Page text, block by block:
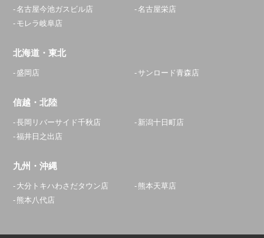
名古屋今池ガスビル店
名古屋栄店
モレラ岐阜店
北海道・東北
盛岡店 サンロード青森店
信越・北陸
長岡リバーサイド千秋店
新潟十日町店
福井日之出店
九州・沖縄
大分トキハわさだタウン店
熊本天草店
熊本八代店